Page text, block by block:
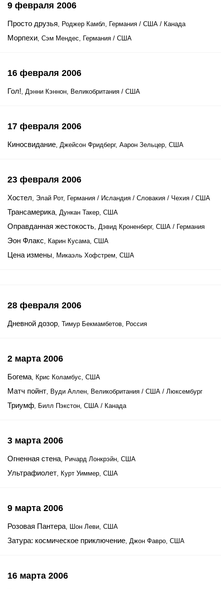
9 февраля 2006
Просто друзья, Роджер Камбл, Германия / США / Канада
Морпехи, Сэм Мендес, Германия / США
16 февраля 2006
Гол!, Дэнни Кэннон, Великобритания / США
17 февраля 2006
Киносвидание, Джейсон Фридберг, Аарон Зельцер, США
23 февраля 2006
Хостел, Элай Рот, Германия / Исландия / Словакия / Чехия / США
Трансамерика, Дункан Такер, США
Оправданная жестокость, Дэвид Кроненберг, США / Германия
Эон Флакс, Карин Кусама, США
Цена измены, Микаэль Хофстрем, США
28 февраля 2006
Дневной дозор, Тимур Бекмамбетов, Россия
2 марта 2006
Богема, Крис Коламбус, США
Матч пойнт, Вуди Аллен, Великобритания / США / Люксембург
Триумф, Билл Пэкстон, США / Канада
3 марта 2006
Огненная стена, Ричард Лонкрэйн, США
Ультрафиолет, Курт Уиммер, США
9 марта 2006
Розовая Пантера, Шон Леви, США
Затура: космическое приключение, Джон Фавро, США
16 марта 2006